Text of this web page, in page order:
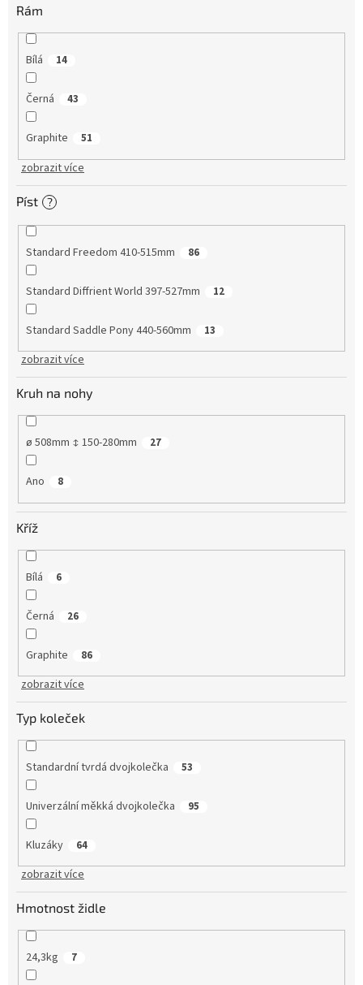
Rám
Bílá 14
Černá 43
Graphite 51
zobrazit více
Píst ?
Standard Freedom 410-515mm 86
Standard Diffrient World 397-527mm 12
Standard Saddle Pony 440-560mm 13
zobrazit více
Kruh na nohy
ø 508mm ↕ 150-280mm 27
Ano 8
Kříž
Bílá 6
Černá 26
Graphite 86
zobrazit více
Typ koleček
Standardní tvrdá dvojkolečka 53
Univerzální měkká dvojkolečka 95
Kluzáky 64
zobrazit více
Hmotnost židle
24,3kg 7